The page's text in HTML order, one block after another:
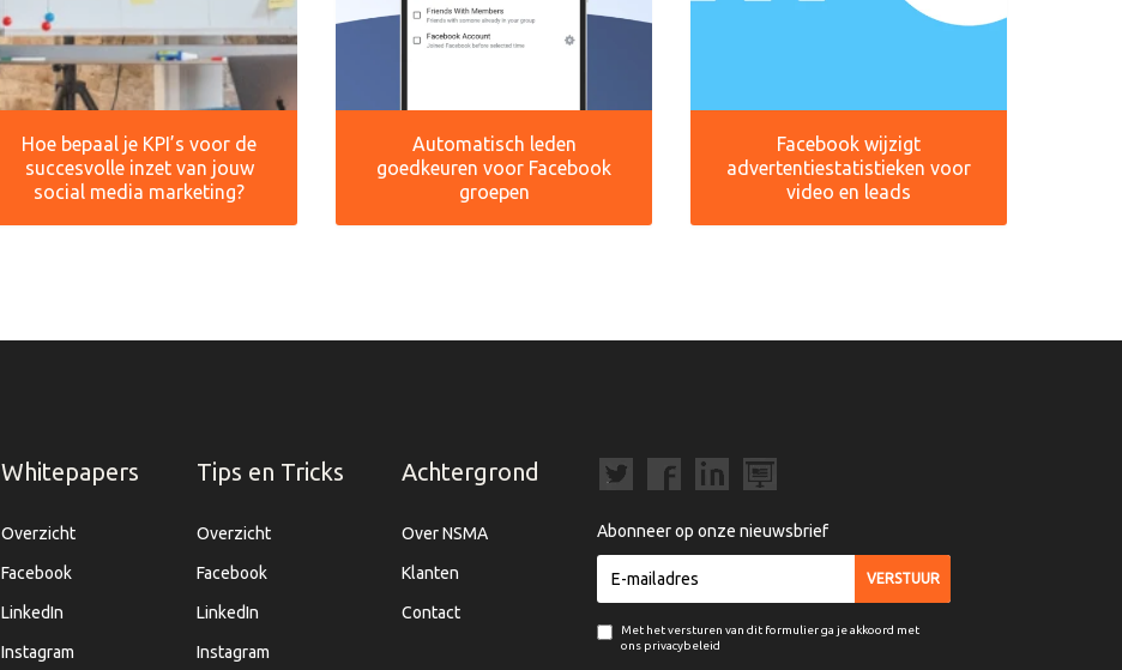
Hoe bepaal je KPI’s voor de
succesvolle inzet van jouw
social media marketing?
Automatisch leden
goedkeuren voor Facebook
groepen
Facebook wijzigt
advertentiestatistieken voor
video en leads
Whitepapers
Overzicht
Facebook
LinkedIn
Instagram
Tips en Tricks
Overzicht
Facebook
LinkedIn
Instagram
Achtergrond
Over NSMA
Klanten
Contact
Abonneer op onze nieuwsbrief
Met het versturen van dit formulier ga je akkoord met
ons privacybeleid